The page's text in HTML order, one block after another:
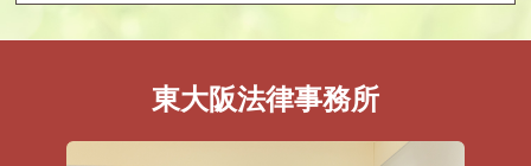
東大阪法律事務所